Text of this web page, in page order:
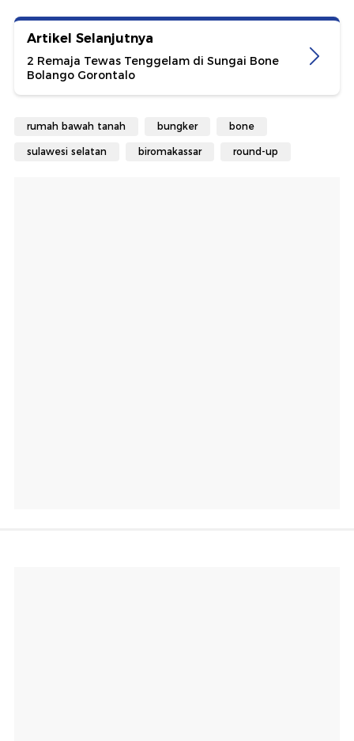
Artikel Selanjutnya
2 Remaja Tewas Tenggelam di Sungai Bone
Bolango Gorontalo
rumah bawah tanah bungker bone
sulawesi selatan biromakassar round-up